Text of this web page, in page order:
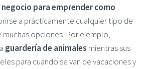
negocio para emprender como
a prácticamente cualquier tipo de
muchas opciones. Por ejemplo,
guardería de animales mientras sus
para cuando se van de vacaciones y